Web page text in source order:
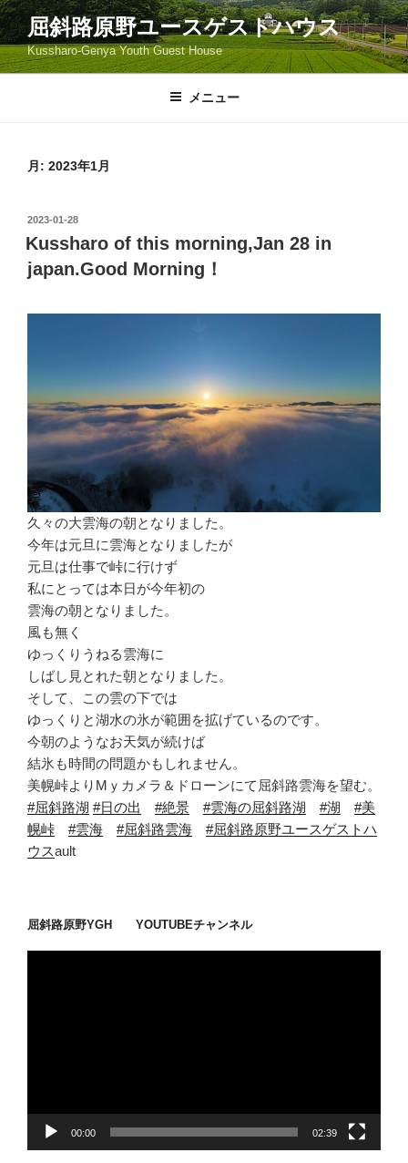
コ
ン
テ
ン
屈斜路原野ユースゲストハウス
Kussharo-Genya Youth Guest House
メニュー
月: 2023年1月
投
稿
日:
2023-01-28
Kussharo of this morning,Jan 28 in
japan.Good Morning！
久々の大雲海の朝となりました。
今年は元旦に雲海となりましたが
元旦は仕事で峠に行けず
私にとっては本日が今年初の
雲海の朝となりました。
風も無く
ゆっくりうねる雲海に
しばし見とれた朝となりました。
そして、この雲の下では
ゆっくりと湖水の氷が範囲を拡げているのです。
今朝のようなお天気が続けば
結氷も時間の問題かもしれません。
美幌峠よりMｙカメラ＆ドローンにて屈斜路雲海を望む。
#屈斜路湖 #日の出 #絶景 #雲海の屈斜路湖 #湖
#美
幌峠
#雲海 #屈斜路雲海
#屈斜路原野ユースゲストハ
ウスault
屈斜路原野YGH YOUTUBEチャンネル
00:00 02:39